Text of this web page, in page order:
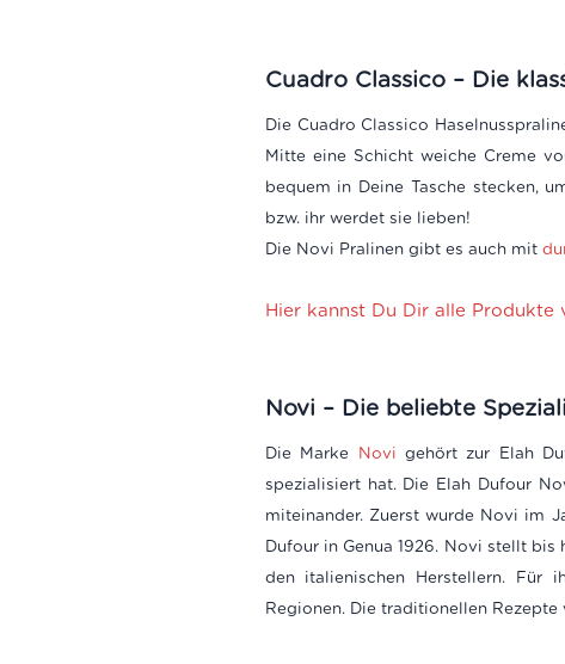
Cuadro Classico – Die
Die Cuadro Classico
Mitte eine Schicht weiche Creme
bequem in Deine Tasche stecken,
bzw. ihr werdet sie lieben!
Die Novi Pralinen gibt es auch mit
Hier kannst Du Dir alle Produkte
Novi – Die beliebte
Die Marke Novi gehört zur Elah
spezialisiert hat. Die Elah Dufour
miteinander. Zuerst wurde Novi im
Dufour in Genua 1926. Novi stellt
den italienischen Herstellern. Für
Regionen. Die traditionellen